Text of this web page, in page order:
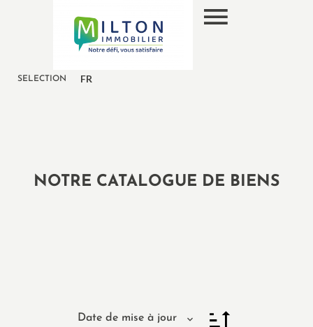
SELECTION FR
NOTRE CATALOGUE DE BIENS
Date de mise à jour